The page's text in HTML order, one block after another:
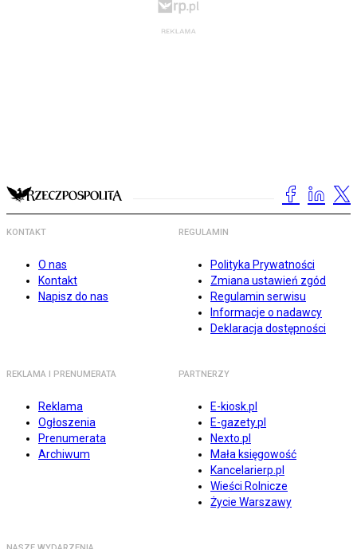
KONTAKT
O nas
Kontakt
Napisz do nas
REGULAMIN
Polityka Prywatności
Zmiana ustawień zgód
Regulamin serwisu
Informacje o nadawcy
Deklaracja dostępności
REKLAMA I PRENUMERATA
Reklama
Ogłoszenia
Prenumerata
Archiwum
PARTNERZY
E-kiosk.pl
E-gazety.pl
Nexto.pl
Mała księgowość
Kancelarierp.pl
Wieści Rolnicze
Życie Warszawy